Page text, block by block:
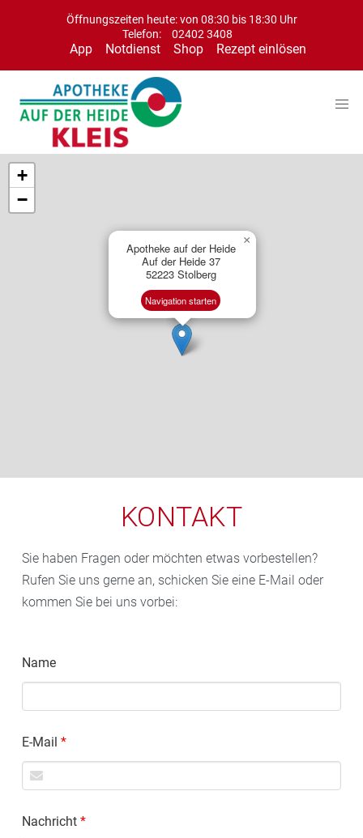
Öffnungszeiten heute: von 08:30 bis 18:30 Uhr
Telefon:
02402 3408
App Notdienst Shop Rezept einlösen
Apotheke auf der Heide
Auf der Heide 37
52223 Stolberg
Navigation starten
×
+
−
Leaflet OpenStreetMap Mitwirkende
KONTAKT
Sie haben Fragen oder möchten etwas vorbestellen?
Rufen Sie uns gerne an, schicken Sie eine E-Mail oder
kommen Sie bei uns vorbei:
Name
E-Mail *
Nachricht *